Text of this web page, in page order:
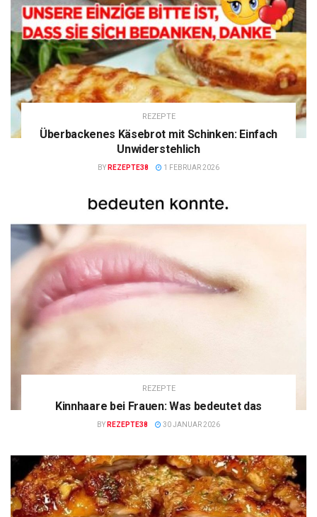
REZEPTE
Überbackenes Käsebrot mit Schinken: Einfach
Unwiderstehlich
BY REZEPTE38 1 FEBRUAR 2026
REZEPTE
Kinnhaare bei Frauen: Was bedeutet das
BY REZEPTE38 30 JANUAR 2026